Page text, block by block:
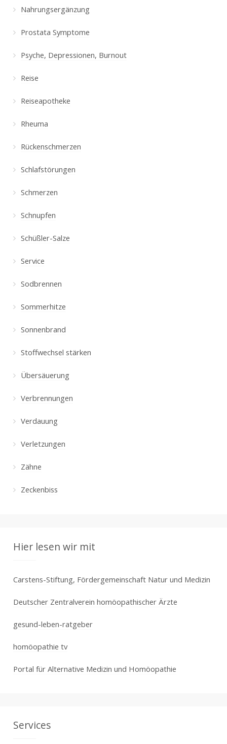
Nahrungsergänzung
Prostata Symptome
Psyche, Depressionen, Burnout
Reise
Reiseapotheke
Rheuma
Rückenschmerzen
Schlafstörungen
Schmerzen
Schnupfen
Schüßler-Salze
Service
Sodbrennen
Sommerhitze
Sonnenbrand
Stoffwechsel stärken
Übersäuerung
Verbrennungen
Verdauung
Verletzungen
Zähne
Zeckenbiss
Hier lesen wir mit
Carstens-Stiftung, Fördergemeinschaft Natur und Medizin
Deutscher Zentralverein homöopathischer Ärzte
gesund-leben-ratgeber
homöopathie tv
Portal für Alternative Medizin und Homöopathie
Services